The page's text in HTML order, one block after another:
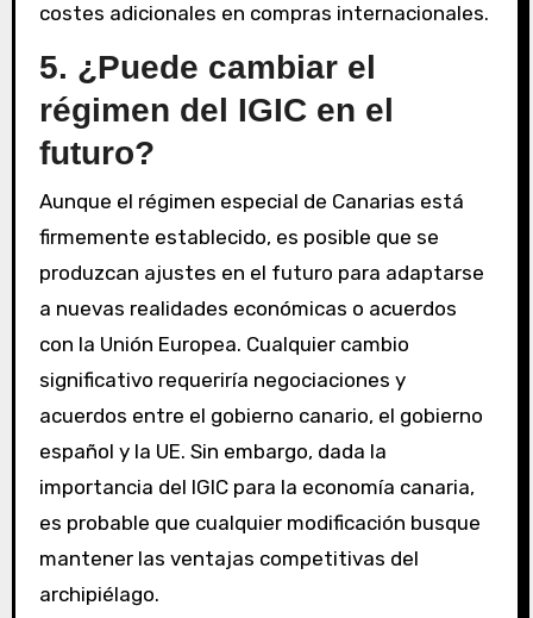
costes adicionales en compras internacionales.
5. ¿Puede cambiar el
régimen del IGIC en el
futuro?
Aunque el régimen especial de Canarias está
firmemente establecido, es posible que se
produzcan ajustes en el futuro para adaptarse
a nuevas realidades económicas o acuerdos
con la Unión Europea. Cualquier cambio
significativo requeriría negociaciones y
acuerdos entre el gobierno canario, el gobierno
español y la UE. Sin embargo, dada la
importancia del IGIC para la economía canaria,
es probable que cualquier modificación busque
mantener las ventajas competitivas del
archipiélago.